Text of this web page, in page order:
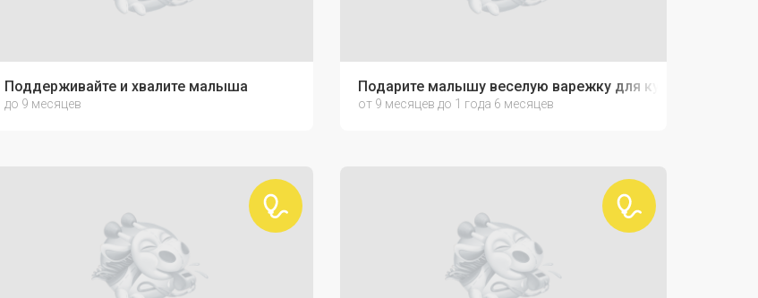
Поддерживайте и хвалите малыша
до 9 месяцев
Подарите малышу веселую варежку для купания!
от 9 месяцев до 1 года 6 месяцев